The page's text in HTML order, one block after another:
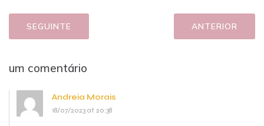
SEGUINTE ANTERIOR
um comentário
Andreia Morais
18/07/2023 at 20:38